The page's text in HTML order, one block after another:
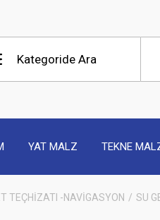
YAT MALZ TEKNE
TEÇHİZATI -NAVİGASYON SU